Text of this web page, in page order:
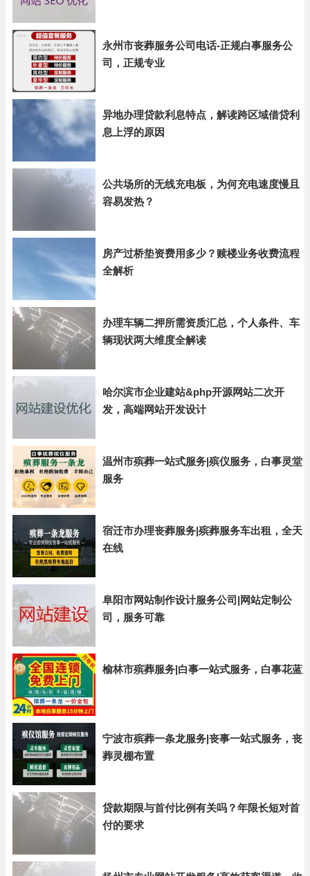
永州市丧葬服务公司电话-正规白事服务公
司，正规专业
异地办理贷款利息特点，解读跨区域借贷利
息上浮的原因
公共场所的无线充电板，为何充电速度慢且
容易发热？
房产过桥垫资费用多少？赎楼业务收费流程
全解析
办理车辆二押所需资质汇总，个人条件、车
辆现状两大维度全解读
哈尔滨市企业建站&php开源网站二次开
发，高端网站开发设计
温州市殡葬一站式服务|殡仪服务，白事灵堂
服务
宿迁市办理丧葬服务|殡葬服务车出租，全天
在线
阜阳市网站制作设计服务公司|网站定制公
司，服务可靠
榆林市殡葬服务|白事一站式服务，白事花蓝
宁波市殡葬一条龙服务|丧事一站式服务，丧
葬灵棚布置
贷款期限与首付比例有关吗？年限长短对首
付的要求